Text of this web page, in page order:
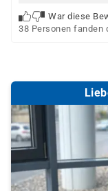
War diese
38 Personen fanden